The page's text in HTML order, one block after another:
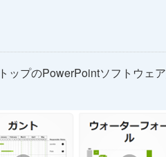
ップのPowerPointソフトウェア